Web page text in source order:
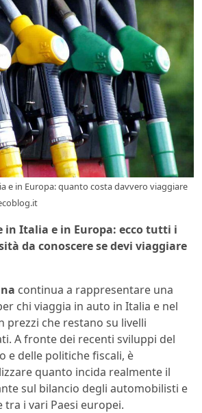
e in Europa: quanto costa davvero viaggiare
in Italia e in Europa: ecco tutti i
da conoscere se devi viaggiare
continua a rappresentare una
chi viaggia in auto in Italia e nel
prezzi che restano su livelli
A fronte dei recenti sviluppi del
e delle politiche fiscali, è
quanto incida realmente il
sul bilancio degli automobilisti e
tra i vari Paesi europei.